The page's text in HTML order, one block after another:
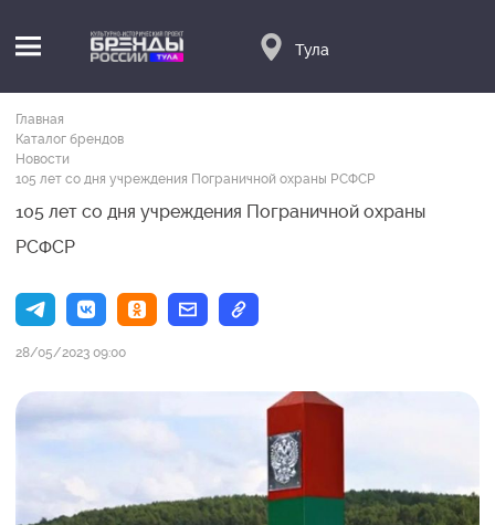
Тула
Главная
Каталог брендов
Новости
105 лет со дня учреждения Пограничной охраны РСФСР
105 лет со дня учреждения Пограничной охраны
РСФСР
28/05/2023 09:00